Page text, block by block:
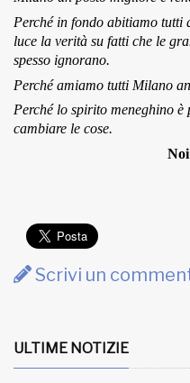
Perché in fondo abitiamo tutti
luce la verità su fatti che le
spesso ignorano.
Perché amiamo tutti Milano
Perché lo spirito meneghino
cambiare le cose.
Scrivi un
ULTIME NOTIZIE